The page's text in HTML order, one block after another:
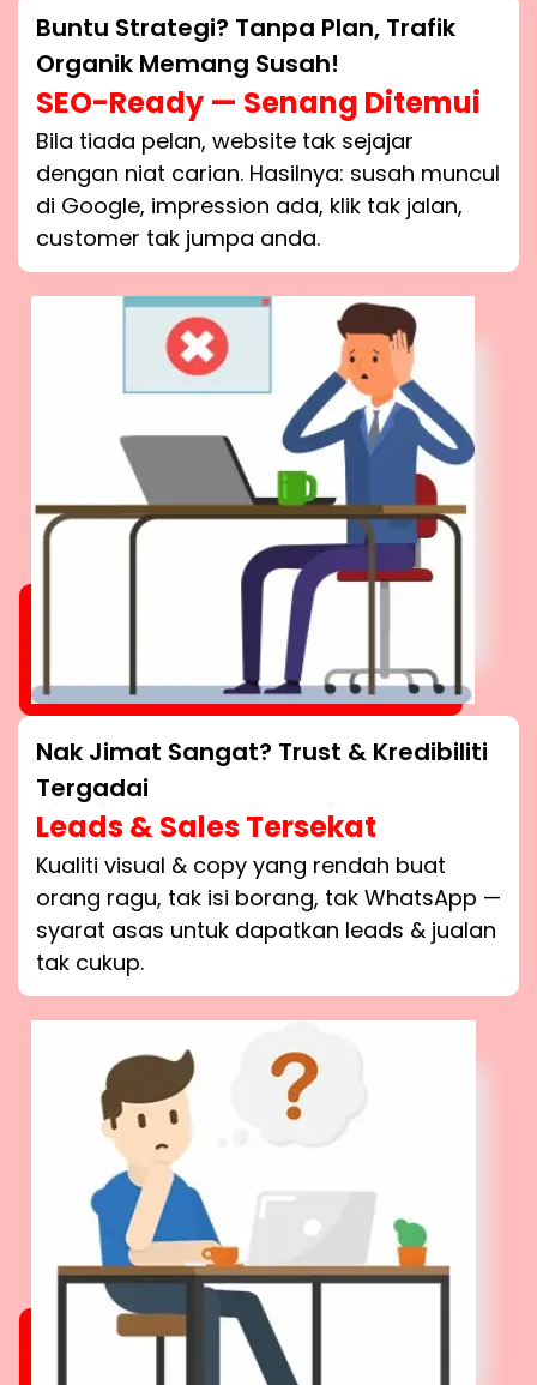
Buntu Strategi? Tanpa Plan, Trafik
Organik Memang Susah!
SEO-Ready — Senang Ditemui
Bila tiada pelan, website tak sejajar
dengan niat carian. Hasilnya: susah muncul
di Google, impression ada, klik tak jalan,
customer tak jumpa anda.
Nak Jimat Sangat? Trust & Kredibiliti
Tergadai
Leads & Sales Tersekat
Kualiti visual & copy yang rendah buat
orang ragu, tak isi borang, tak WhatsApp —
syarat asas untuk dapatkan leads & jualan
tak cukup.